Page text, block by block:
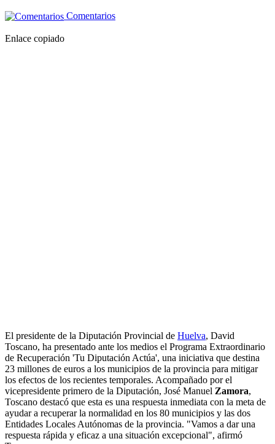
Comentarios
Enlace copiado
El presidente de la Diputación Provincial de Huelva, David
Toscano, ha presentado ante los medios el Programa Extraordinario
de Recuperación 'Tu Diputación Actúa', una iniciativa que destina
23 millones de euros a los municipios de la provincia para mitigar
los efectos de los recientes temporales. Acompañado por el
vicepresidente primero de la Diputación, José Manuel Zamora,
Toscano destacó que esta es una respuesta inmediata con la meta de
ayudar a recuperar la normalidad en los 80 municipios y las dos
Entidades Locales Autónomas de la provincia. "Vamos a dar una
respuesta rápida y eficaz a una situación excepcional", afirmó